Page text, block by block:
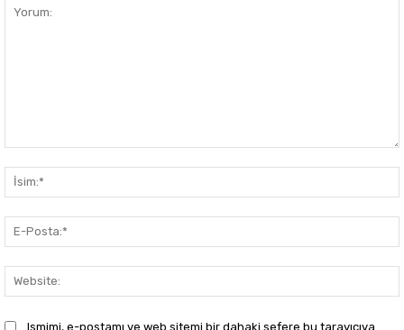
Ismimi, e-postamı ve web sitemi bir dahaki sefere bu tarayıcıya